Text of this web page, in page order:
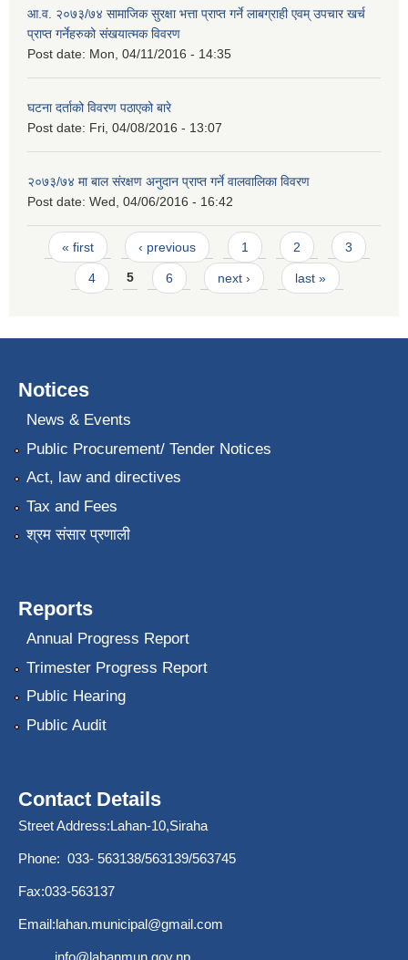
आ.व. २०७३/७४ सामाजिक सुरक्षा भत्ता प्राप्त गर्ने लाबग्राही एवम् उपचार खर्च
प्राप्त गर्नेहरुको संखयात्मक विवरण
Post date: Mon, 04/11/2016 - 14:35
घटना दर्ताको विवरण पठाएको बारे
Post date: Fri, 04/08/2016 - 13:07
२०७३/७४ मा बाल संरक्षण अनुदान प्राप्त गर्ने वालवालिका विवरण
Post date: Wed, 04/06/2016 - 16:42
Pages
« first ‹ previous 1 2 3
4 5 6 next › last »
Notices
News & Events
Public Procurement/ Tender Notices
Act, law and directives
Tax and Fees
श्रम संसार प्रणाली
Reports
Annual Progress Report
Trimester Progress Report
Public Hearing
Public Audit
Contact Details
Street Address:Lahan-10,Siraha
Phone: 033- 563138/563139/563745
Fax:033-563137
Email:lahan.municipal@gmail.com
info@lahanmun.gov.np